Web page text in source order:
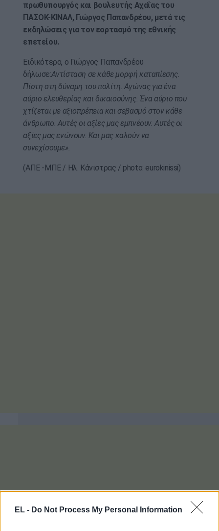
EL - Do Not Process My Personal Information
πρωθυπουργός και βουλευτής Αχαΐας του
ΠΑΣΟΚ-ΚΙΝΑΛ, Γιώργος Παπανδρέου, μετά τις
εκδηλώσεις για τον εορτασμό της εθνικής
επετείου.
Ειδικότερα, ο Γιώργος Παπανδρέου
δήλωσε:Αντίσταση σε κάθε μορφή καταπίεσης.
Πίστη στη δύναμη του πολίτη. Αγώνας για ένα
αύριο ελευθερίας και δικαιοσύνης. Ένα αύριο που
χτίζεται με αξιοπρέπεια και σεβασμό στον κάθε
άνθρωπο. Αυτές οι αξίες μας εμπνέουν. Αυτές οι
αξίες μας ενώνουν. Και μας καλούν να
συνεχίσουμε».
(ΑΠΕ -ΜΠΕ / Ηλ. Κάνιστρας / photo: eurokinissi)